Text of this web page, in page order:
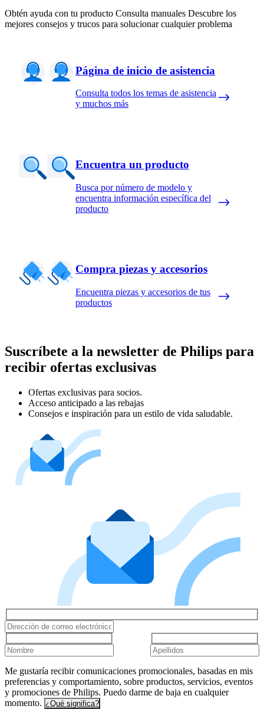
Obtén ayuda con tu producto Consulta manuales Descubre los
mejores consejos y trucos para solucionar cualquier problema
Página de inicio de asistencia
Consulta todos los temas de asistencia
y muchos más
Encuentra un producto
Busca por número de modelo y
encuentra información específica del
producto
Compra piezas y accesorios
Encuentra piezas y accesorios de tus
productos
Suscríbete a la newsletter de Philips para
recibir ofertas exclusivas
Ofertas exclusivas para socios.
Acceso anticipado a las rebajas
Consejos e inspiración para un estilo de vida saludable.
Me gustaría recibir comunicaciones promocionales, basadas en mis
preferencias y comportamiento, sobre productos, servicios, eventos
y promociones de Philips. Puedo darme de baja en cualquier
momento. ¿Qué significa?